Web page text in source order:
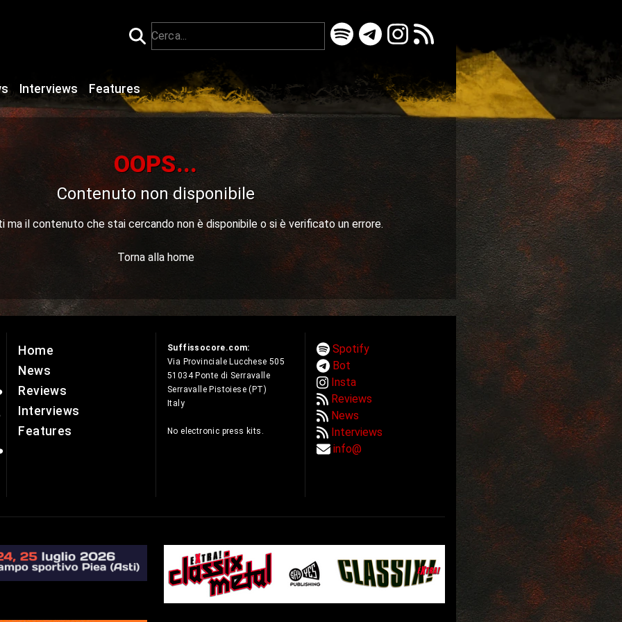
Interviews Features
OOPS...
Contenuto non disponibile
ma il contenuto che stai cercando non è disponibile o si è verificato un errore.
Torna alla home
Home
News
Reviews
Interviews
Features
Suffissocore.com:
Via Provinciale Lucchese 505
51034 Ponte di Serravalle
Serravalle Pistoiese (PT)
Italy
No electronic press kits.
Spotify
Bot
Insta
Reviews
News
Interviews
info@